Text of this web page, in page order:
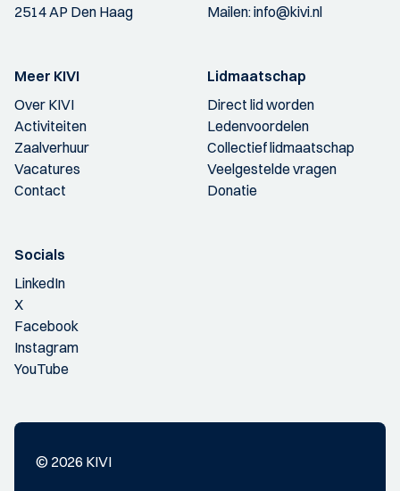
2514 AP Den Haag
Mailen:info@kivi.nl
Meer KIVI
Over KIVI
Activiteiten
Zaalverhuur
Vacatures
Contact
Lidmaatschap
Direct lid worden
Ledenvoordelen
Collectief lidmaatschap
Veelgestelde vragen
Donatie
Socials
LinkedIn
X
Facebook
Instagram
YouTube
© 2026 KIVI